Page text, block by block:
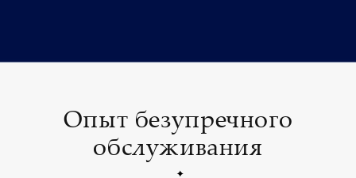
Опыт безупречного
обслуживания